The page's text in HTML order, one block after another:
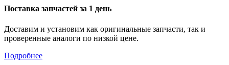
Поставка запчастей за 1 день
Доставим и установим как оригинальные запчасти, так и
проверенные аналоги по низкой цене.
Подробнее